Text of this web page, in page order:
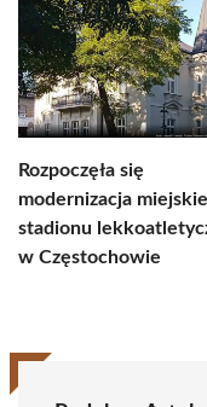
Rozpoczęła się
modernizacja
stadionu
w Częstochowie